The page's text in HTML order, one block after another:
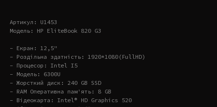
Артикул: U1453
Модель: HP EliteBook 820 G3
- Екран: 12,5"
- Роздільна здатність: 1920*1080(FullHD)
- Процесор: Intel I5
- Модель: 6300U
- Жорсткий диск: 240 GB SSD
- RAM Оперативна пам'ять: 8 GB
- Відеокарта: Intel® HD Graphics 520